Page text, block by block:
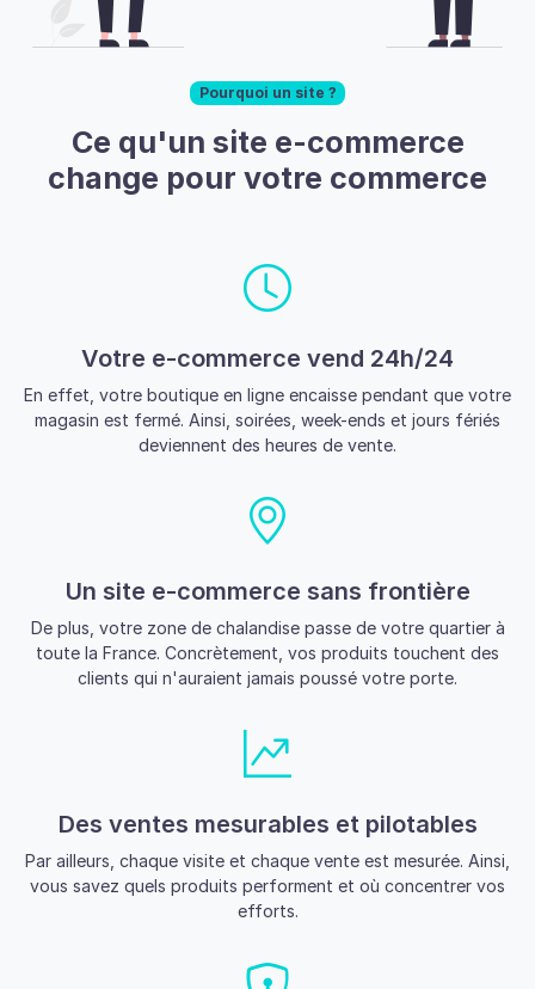
Pourquoi un site ?
Ce qu'un site e-commerce
change pour votre commerce
Votre e-commerce vend 24h/24
En effet, votre boutique en ligne encaisse pendant que votre
magasin est fermé. Ainsi, soirées, week-ends et jours fériés
deviennent des heures de vente.
Un site e-commerce sans frontière
De plus, votre zone de chalandise passe de votre quartier à
toute la France. Concrètement, vos produits touchent des
clients qui n'auraient jamais poussé votre porte.
Des ventes mesurables et pilotables
Par ailleurs, chaque visite et chaque vente est mesurée. Ainsi,
vous savez quels produits performent et où concentrer vos
efforts.